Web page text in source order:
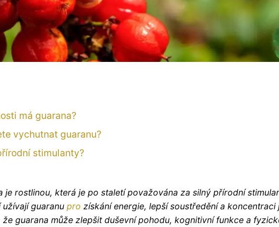
má guarana?
vychutnat guaranu?
stimulanty?
je rostlinou, která je po staletí považována za silný přírodní
užívají guaranu pro získání energie, lepší soustředění a koncentraci
že guarana může zlepšit duševní pohodu, kognitivní funkce a